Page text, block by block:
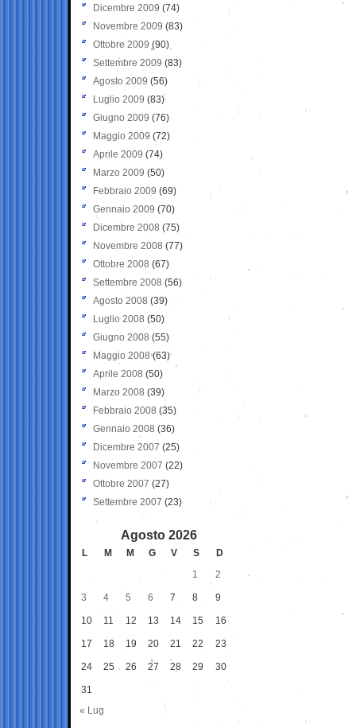
Dicembre 2009 (74)
Novembre 2009 (83)
Ottobre 2009 (90)
Settembre 2009 (83)
Agosto 2009 (56)
Luglio 2009 (83)
Giugno 2009 (76)
Maggio 2009 (72)
Aprile 2009 (74)
Marzo 2009 (50)
Febbraio 2009 (69)
Gennaio 2009 (70)
Dicembre 2008 (75)
Novembre 2008 (77)
Ottobre 2008 (67)
Settembre 2008 (56)
Agosto 2008 (39)
Luglio 2008 (50)
Giugno 2008 (55)
Maggio 2008(63)
Aprile 2008 (50)
Marzo 2008 (39)
Febbraio 2008 (35)
Gennaio 2008 (36)
Dicembre 2007 (25)
Novembre 2007 (22)
Ottobre 2007 (27)
Settembre 2007 (23)
Agosto 2026
L M M G V S
D
1
2
3 4 5 6 7 8 9
10 11 12 13 14 15 16
17 18 19 20 21 22 23
24 25 26 27 28 29 30
31
« Lug